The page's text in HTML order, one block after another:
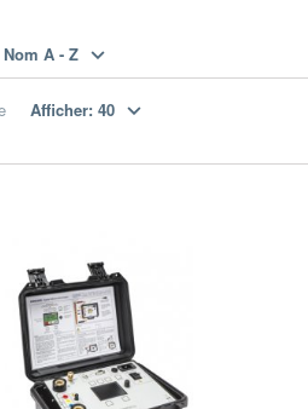
Nom A - Z
Afficher: 40